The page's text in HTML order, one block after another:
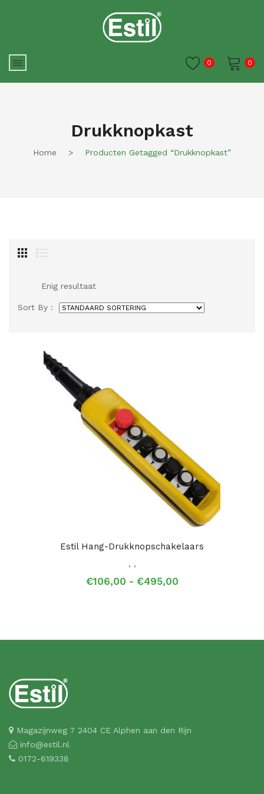
0
0
Drukknopkast
Home > Producten Getagged “drukknopkast”
Enig resultaat
Sort By :
Estil Hang-Drukknopschakelaars
, ,
€106,00 - €495,00Prijsklasse:
Magazijnweg 7 2404 CE Alphen aan den Rijn
info@estil.nl
0172-619338